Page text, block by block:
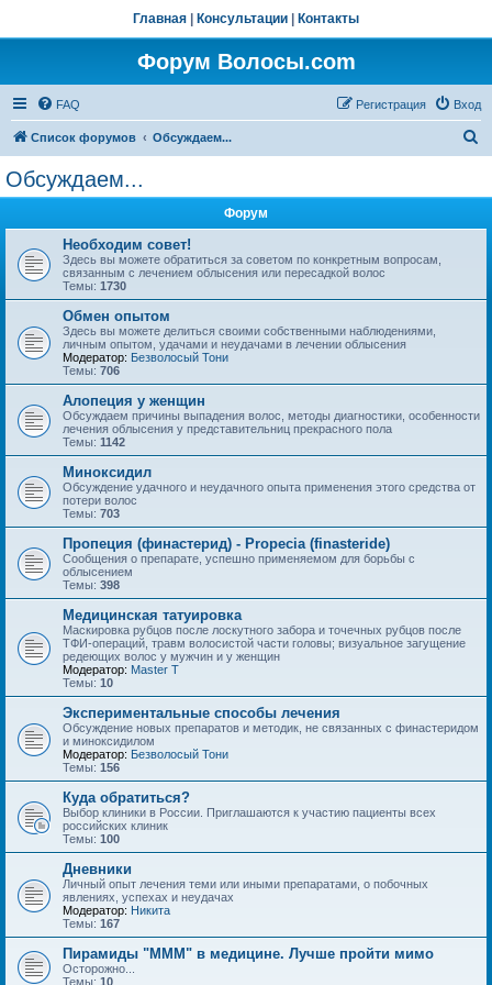
Главная Консультации Контакты
Форум Волосы.com
FAQ Вход
Регистрация
Список форумов Обсуждаем...
Обсуждаем...
Форум
Необходим совет!
Здесь вы можете обратиться за советом по конкретным вопросам,
связанным с лечением облысения или пересадкой волос
Темы: 1730
Обмен опытом
Здесь вы можете делиться своими собственными наблюдениями,
личным опытом, удачами и неудачами в лечении облысения
Модератор: Безволосый Тони
Темы: 706
Алопеция у женщин
Обсуждаем причины выпадения волос, методы диагностики, особенности
лечения облысения у представительниц прекрасного пола
Темы: 1142
Миноксидил
Обсуждение удачного и неудачного опыта применения этого средства от
потери волос
Темы: 703
Пропеция (финастерид) - Propecia (finasteride)
Сообщения о препарате, успешно применяемом для борьбы с
облысением
Темы: 398
Медицинская татуировка
Маскировка рубцов после лоскутного забора и точечных рубцов после
ТФИ-операций, травм волосистой части головы; визуальное загущение
редеющих волос у мужчин и у женщин
Модератор: Master T
Темы: 10
Экспериментальные способы лечения
Обсуждение новых препаратов и методик, не связанных с финастеридом
и миноксидилом
Модератор: Безволосый Тони
Темы: 156
Куда обратиться?
Выбор клиники в России. Приглашаются к участию пациенты всех
российских клиник
Темы: 100
Дневники
Личный опыт лечения теми или иными препаратами, о побочных
явлениях, успехах и неудачах
Модератор: Hикита
Темы: 167
Пирамиды "МММ" в медицине. Лучше пройти мимо
Осторожно...
Темы: 10